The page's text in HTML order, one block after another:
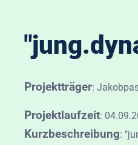
Projektträger:
Projektlaufzeit:
Kurzbeschreibung: